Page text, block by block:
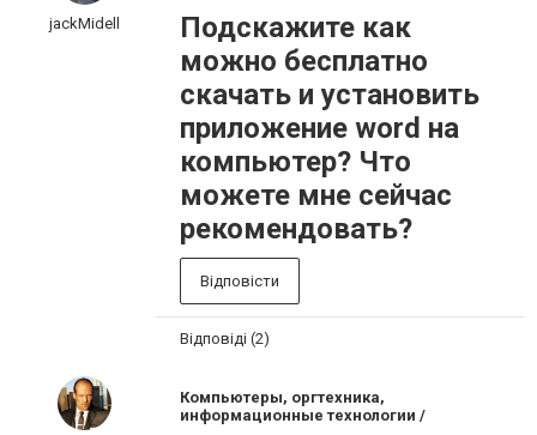
jackMidell
Подскажите как
можно бесплатно
скачать и установить
приложение word на
компьютер? Что
можете мне сейчас
рекомендовать?
Відповісти
Відповіді (2)
Компьютеры, оргтехника,
информационные технологии /